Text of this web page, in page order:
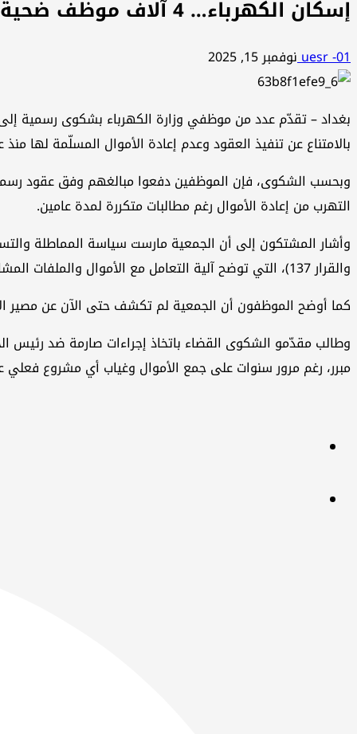
إسكان الكهرباء… 4 آلاف موظف ضحية جمعية تمتنع عن إعادة الأموال منذ 2021
uesr -01نوفمبر 15, 2025
بغداد – تقدّم عدد من موظفي وزارة الكهرباء بشكوى رسمية
بالامتناع عن تنفيذ العقود وعدم إعادة الأموال المسلّمة لها منذ عام 2021، رغم قيام كل موظف بدفع 10 ملايين دينار مقابل الحصول على قطعة
التهرب من إعادة الأموال رغم مطالبات متكررة لمدة عامين.
والقرار 137)، التي توضح آلية التعامل مع الأموال والملفات المشابهة.
كما أوضح الموظفون أن الجمعية لم تكشف حتى الآن عن مصير الأموال المودعة في صندوقها،
وطالب مقدّمو الشكوى القضاء باتخاذ إجراءات صارمة ضد رئيس
مبرر، رغم مرور سنوات على جمع الأموال وغياب أي مشروع فعلي